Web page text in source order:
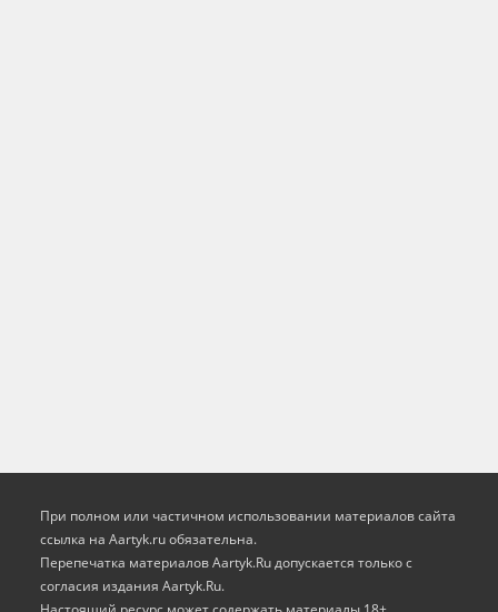
При полном или частичном использовании материалов сайта
ссылка на Aartyk.ru oбязательна.
Перепечатка материалов Aartyk.Ru допускается только с
согласия издания Aartyk.Ru.